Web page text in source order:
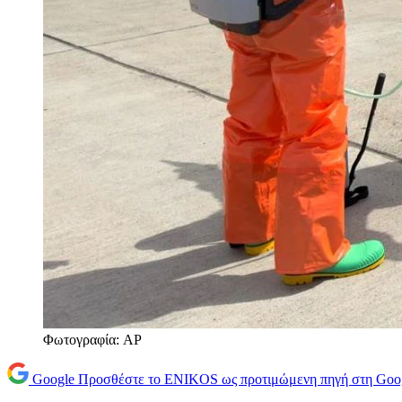
Φωτογραφία: AP
Google Προσθέστε το ENIKOS ως προτιμώμενη πηγή στη